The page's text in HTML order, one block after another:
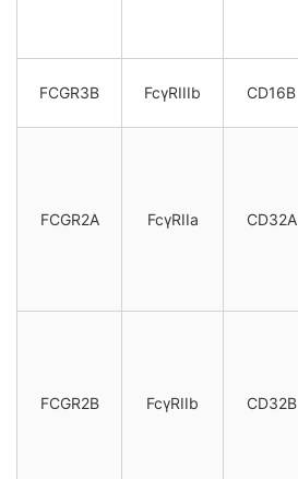
FCGR3B FcγRIIIb CD16B
FCGR2A FcγRIIa CD32A
FCGR2B FcγRIIb CD32B